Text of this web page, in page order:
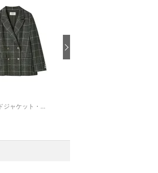
テーラードジャケット・ブレザー